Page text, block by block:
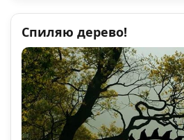
Спиляю дерево!